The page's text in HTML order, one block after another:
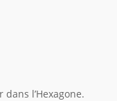
l’Hexagone.